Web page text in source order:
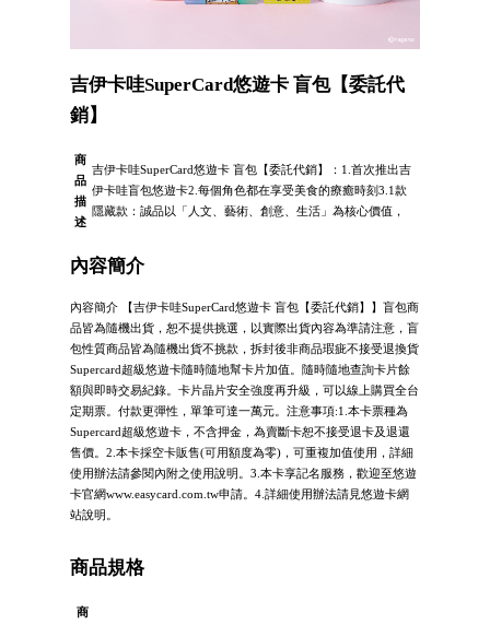
吉伊卡哇SuperCard悠遊卡 盲包【委託代
銷】
商
品
描
述
吉伊卡哇SuperCard悠遊卡 盲包【委託代銷】：1.首次推出吉
伊卡哇盲包悠遊卡2.每個角色都在享受美食的療癒時刻3.1款
隱藏款：誠品以「人文、藝術、創意、生活」為核心價值，
內容簡介
內容簡介 【吉伊卡哇SuperCard悠遊卡 盲包【委託代銷】】盲包商
品皆為隨機出貨，恕不提供挑選，以實際出貨內容為準請注意，盲
包性質商品皆為隨機出貨不挑款，拆封後非商品瑕疵不接受退換貨
Supercard超級悠遊卡隨時隨地幫卡片加值。隨時隨地查詢卡片餘
額與即時交易紀錄。卡片晶片安全強度再升級，可以線上購買全台
定期票。付款更彈性，單筆可達一萬元。注意事項:1.本卡票種為
Supercard超級悠遊卡，不含押金，為賣斷卡恕不接受退卡及退還
售價。2.本卡採空卡販售(可用額度為零)，可重複加值使用，詳細
使用辦法請參閱內附之使用說明。3.本卡享記名服務，歡迎至悠遊
卡官網www.easycard.com.tw申請。4.詳細使用辦法請見悠遊卡網
站說明。
商品規格
商